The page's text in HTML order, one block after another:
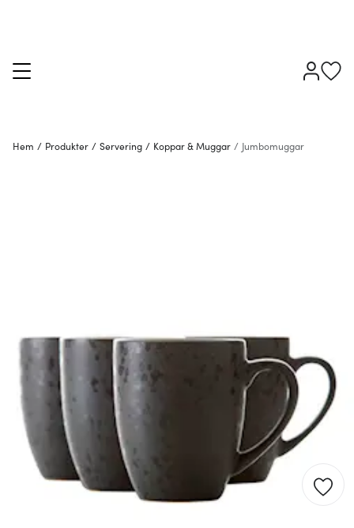
Hem / Produkter / Servering / Koppar & Muggar / Jumbomuggar